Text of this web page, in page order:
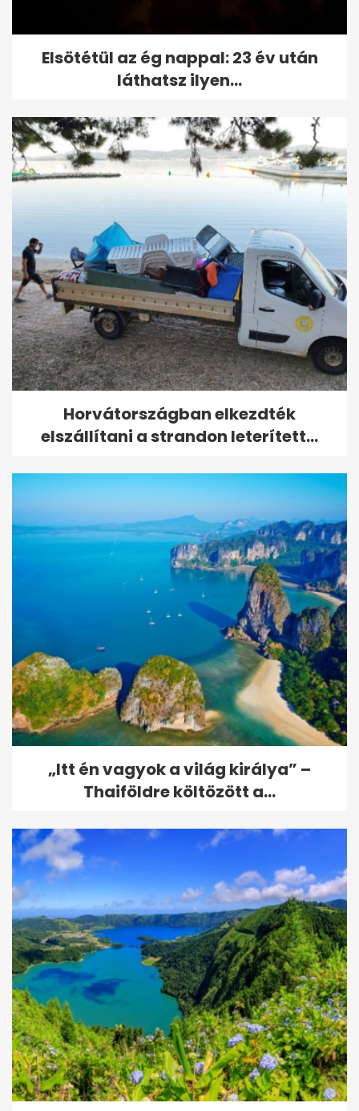
Elsötétül az ég nappal: 23 év után
láthatsz ilyen...
Horvátországban elkezdték
elszállítani a strandon leterített...
„Itt én vagyok a világ királya” –
Thaiföldre költözött a...